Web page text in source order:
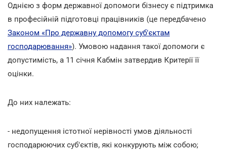
Однією з форм державної допомоги бізнесу є підтримка
в професійній підготовці працівників (це передбачено
Законом «Про державну допомогу суб'єктам
господарювання»). Умовою надання такої допомоги є
допустимість, а 11 січня Кабмін затвердив Критерії її
оцінки.
До них належать:
- недопущення істотної нерівності умов діяльності
господарюючих суб'єктів, які конкурують між собою;